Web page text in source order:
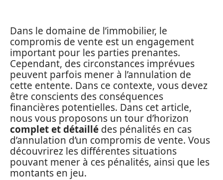
Dans le domaine de l’immobilier, le
compromis de vente est un engagement
important pour les parties prenantes.
Cependant, des circonstances imprévues
peuvent parfois mener à l’annulation de
cette entente. Dans ce contexte, vous devez
être conscients des conséquences
financières potentielles. Dans cet article,
nous vous proposons un tour d’horizon
complet et détaillé des pénalités en cas
d’annulation d’un compromis de vente. Vous
découvrirez les différentes situations
pouvant mener à ces pénalités, ainsi que les
montants en jeu.